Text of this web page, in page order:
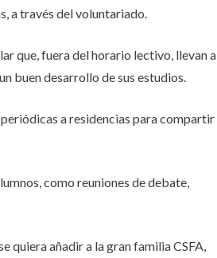
a través del voluntariado.
que, fuera del horario lectivo, llevan a
buen desarrollo de sus estudios.
a residencias para compartir
como reuniones de debate,
quiera añadir a la gran familia CSFA,